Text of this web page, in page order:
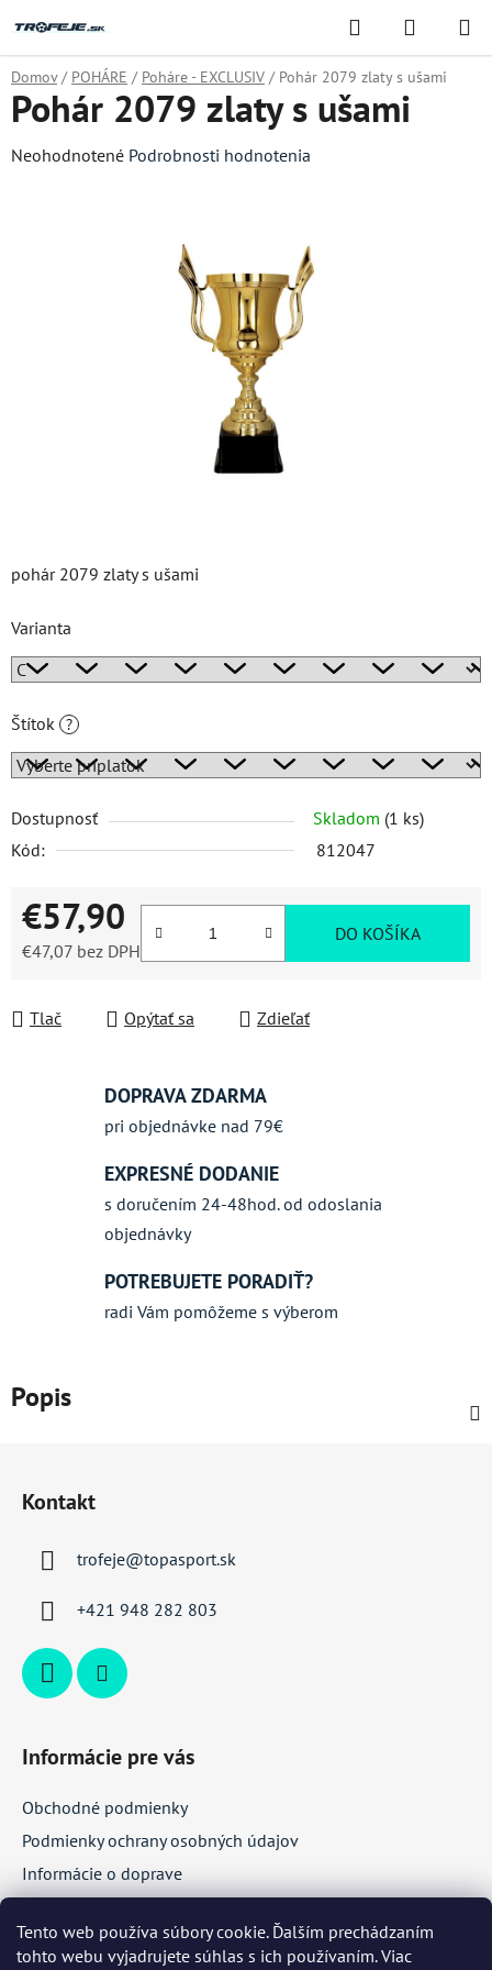
Tento web používa súbory cookie. Ďalším prechádzaním
tohto webu vyjadrujete súhlas s ich používaním. Viac
na
obsah
Hľadať
KOŠÍK
Domov / POHÁRE / Poháre - EXCLUSIV / Pohár 2079 zlaty s ušami
pohár 2079 zlaty s ušami
Varianta
Štítok ?
Dostupnosť Skladom (1 ks)
Kód:
812047
€57,90
€47,07 bez DPH
DO KOŠÍKA
Tlač Opýtať sa Zdieľať
Pohár 2079 zlaty s ušami
Priemerné
Neohodnotené Podrobnosti hodnotenia
DOPRAVA ZDARMA
pri objednávke nad 79€
EXPRESNÉ DODANIE
s doručením 24-48hod. od odoslania
objednávky
POTREBUJETE PORADIŤ?
radi Vám pomôžeme s výberom
Popis
Kontakt
trofeje@topasport.sk
+421 948 282 803
Informácie pre vás
Obchodné podmienky
Podmienky ochrany osobných údajov
Informácie o doprave